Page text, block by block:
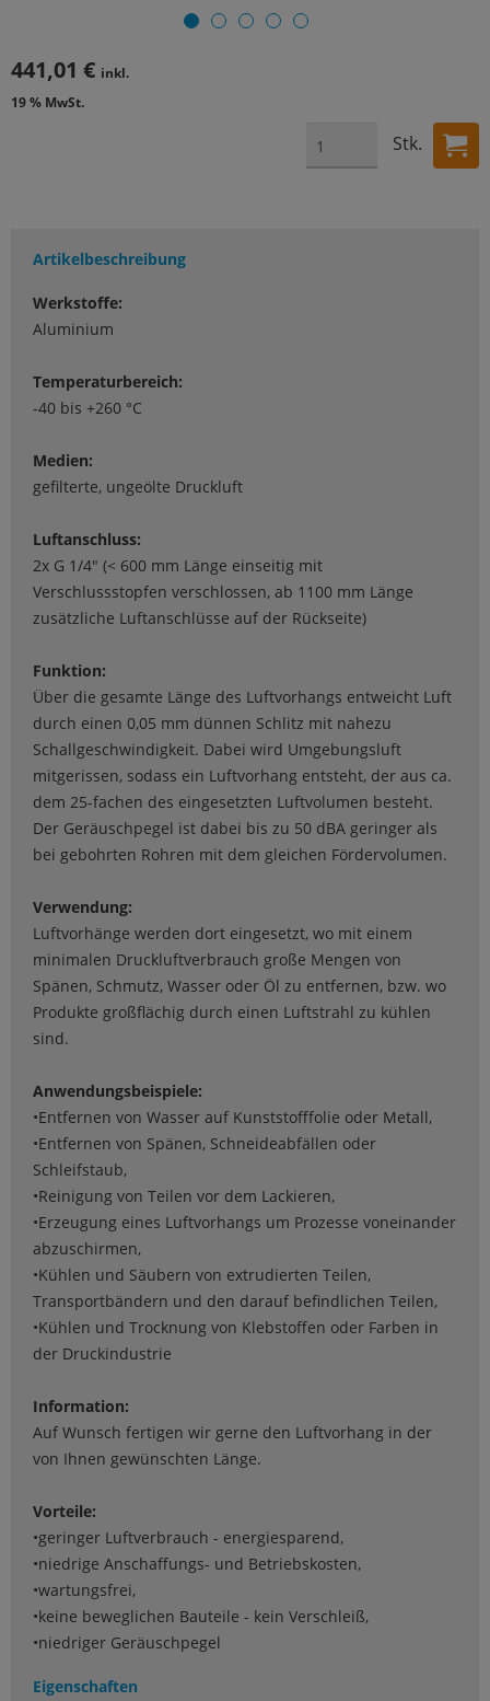
441,01 € inkl.
19 % MwSt.
Stk.
Artikelbeschreibung
Werkstoffe:
Aluminium
Temperaturbereich:
-40 bis +260 °C
Medien:
gefilterte, ungeölte Druckluft
Luftanschluss:
2x G 1/4" (< 600 mm Länge einseitig mit
Verschlussstopfen verschlossen, ab 1100 mm Länge
zusätzliche Luftanschlüsse auf der Rückseite)
Funktion:
Über die gesamte Länge des Luftvorhangs entweicht Luft
durch einen 0,05 mm dünnen Schlitz mit nahezu
Schallgeschwindigkeit. Dabei wird Umgebungsluft
mitgerissen, sodass ein Luftvorhang entsteht, der aus ca.
dem 25-fachen des eingesetzten Luftvolumen besteht.
Der Geräuschpegel ist dabei bis zu 50 dBA geringer als
bei gebohrten Rohren mit dem gleichen Fördervolumen.
Verwendung:
Luftvorhänge werden dort eingesetzt, wo mit einem
minimalen Druckluftverbrauch große Mengen von
Spänen, Schmutz, Wasser oder Öl zu entfernen, bzw. wo
Produkte großflächig durch einen Luftstrahl zu kühlen
sind.
Anwendungsbeispiele:
•Entfernen von Wasser auf Kunststofffolie oder Metall,
•Entfernen von Spänen, Schneideabfällen oder
Schleifstaub,
•Reinigung von Teilen vor dem Lackieren,
•Erzeugung eines Luftvorhangs um Prozesse voneinander
abzuschirmen,
•Kühlen und Säubern von extrudierten Teilen,
Transportbändern und den darauf befindlichen Teilen,
•Kühlen und Trocknung von Klebstoffen oder Farben in
der Druckindustrie
Information:
Auf Wunsch fertigen wir gerne den Luftvorhang in der
von Ihnen gewünschten Länge.
Vorteile:
•geringer Luftverbrauch - energiesparend,
•niedrige Anschaffungs- und Betriebskosten,
•wartungsfrei,
•keine beweglichen Bauteile - kein Verschleiß,
•niedriger Geräuschpegel
Eigenschaften